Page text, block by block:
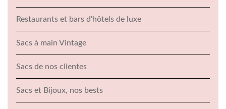
Restaurants et bars d'hôtels de luxe
Sacs à main Vintage
Sacs de nos clientes
Sacs et Bijoux, nos bests